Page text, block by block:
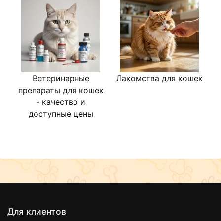
Ветеринарные
препараты для кошек
- качество и
доступные цены
Лакомства для кошек
Для клиентов